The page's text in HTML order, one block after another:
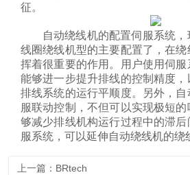
征。
自动绕线机的配置伺服系统
线圈绕线机型的主要配置了，在
挥着很重要的作用。用户使用伺服
能够进一步提升排线的控制精度
排线系统的运行平顺度。另外，
服联动控制，不但可以实现极短
够减少排线机构运行过程中的滞
服系统，可以延伸自动绕线机的绕
上一篇：BRtech